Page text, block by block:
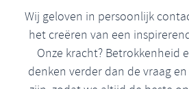
Wij geloven in persoonlijk
het creëren van een
Onze kracht? Betrokkenheid
denken verder dan de vraag